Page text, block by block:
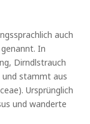
auch
In
Dirndlstrauch
und stammt aus
Ursprünglich
und wanderte